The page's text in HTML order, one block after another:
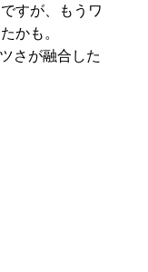
すが、もうワ
かも。
さが融合した